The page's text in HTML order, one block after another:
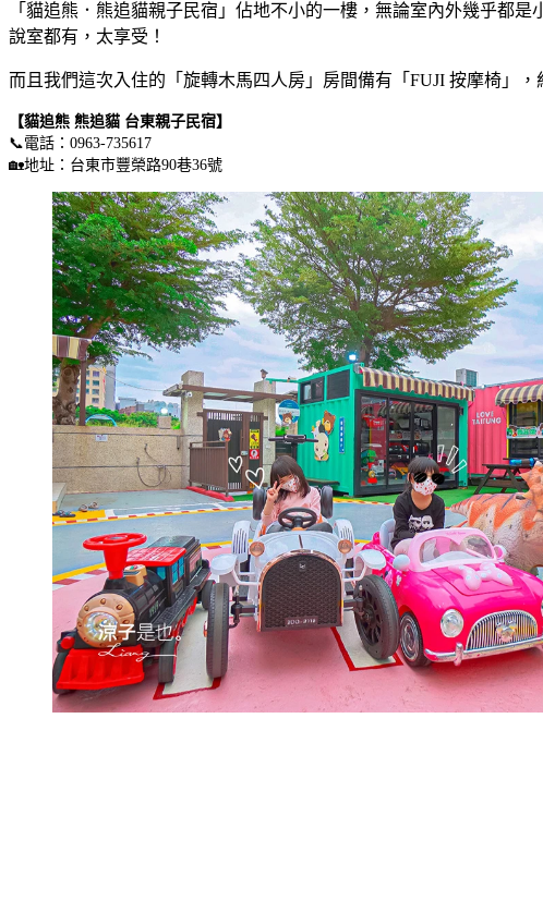
「貓追熊．熊追貓親子民宿」佔地不小的一樓，無論室內外幾乎都
說室都有，太享受！
而且我們這次入住的「旋轉木馬四人房」房間備有「FUJI 按摩椅」
【貓追熊 熊追貓 台東親子民宿】
📞電話：0963-735617
🏡地址：台東市豐榮路90巷36號